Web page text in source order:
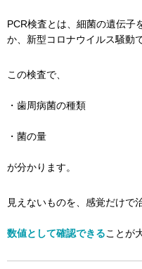
PCR検査とは、細菌の遺伝子
か、新型コロナウイルス騒動
この検査で、
・歯周病菌の種類
・菌の量
が分かります。
見えないものを、感覚だけで
数値として確認できることが